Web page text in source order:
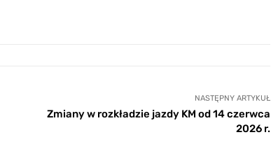
NASTĘPNY ARTYKUŁ
Zmiany w rozkładzie jazdy KM od 14 czerwca
2026 r.